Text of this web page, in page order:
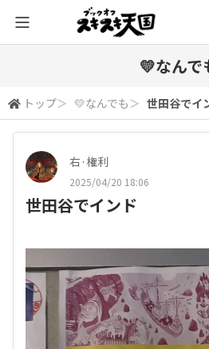
💛なんで
トップ＞ 💛なんでも ＞ 世田谷でイ
右·権利
2025/04/20 18:06
世田谷でインド